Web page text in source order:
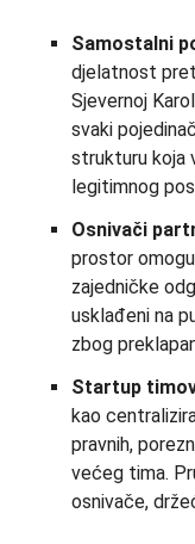
Samostalni
djelatnost
Sjevernoj
svaki
strukturu koja
legitimnog
Osnivači
prostor
zajedničke
usklađeni na
zbog
Startup
kao
pravnih,
većeg tima.
osnivače,